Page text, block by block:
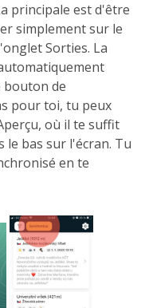
principale est d'être
simplement sur le
Sorties. La
bouton de
pour toi, tu peux
où il te suffit
le bas sur l'écran. Tu
en te